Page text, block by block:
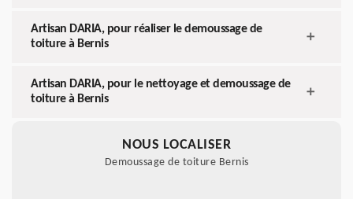
Artisan DARIA, pour réaliser le demoussage de
toiture à Bernis
Artisan DARIA, pour le nettoyage et demoussage de
toiture à Bernis
NOUS LOCALISER
Demoussage de toiture Bernis